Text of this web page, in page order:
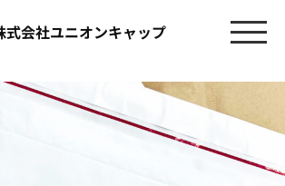
式会社ユニオンキャップ